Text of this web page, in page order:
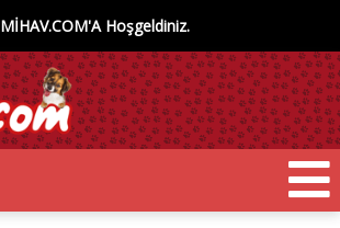
MİHAV.COM'A Hoşgeldiniz.